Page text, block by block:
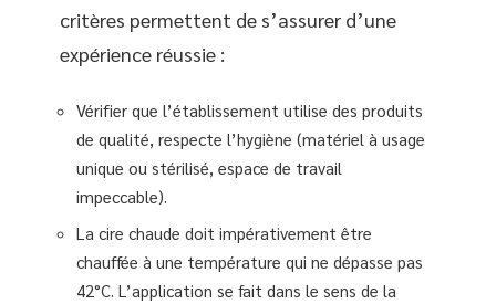
critères permettent de s’assurer d’une
expérience réussie :
Vérifier que l’établissement utilise des produits
de qualité, respecte l’hygiène (matériel à usage
unique ou stérilisé, espace de travail
impeccable).
La cire chaude doit impérativement être
chauffée à une température qui ne dépasse pas
42°C. L’application se fait dans le sens de la